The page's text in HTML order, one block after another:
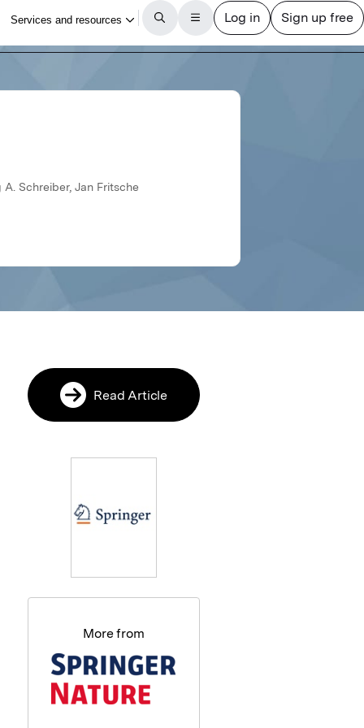
Schreiber, Jan Fritsche
Read Article
More from